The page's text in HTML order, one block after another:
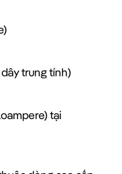
trung tính)
tại